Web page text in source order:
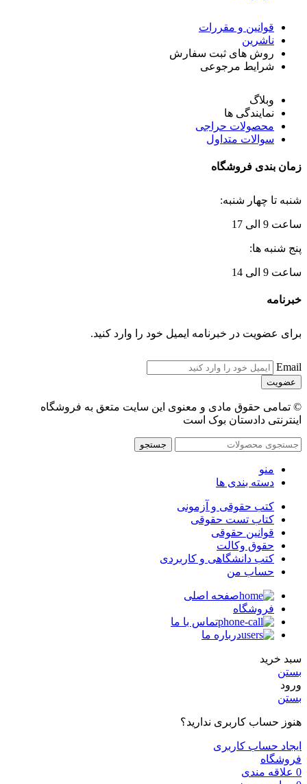
قوانین و مقررات
ناشرین
روش های ثبت سفارش
شرایط مرجوعی
وبلاگ
نمایندگی ها
محصولات حراجی
سوالات متداول
زمان بندی فروشگاه
شنبه تا چهار شنبه:
ساعت 9 الی 17
پنج شنبه ها:
ساعت 9 الی 14
خبرنامه
برای عضویت در خبرنامه ایمیل خود را وارد کنید.
Email
© تمامی حقوق مادی و معنوی این سایت متعق به فروشگاه
اینترنتی دادستان بوک است
جستجو
منو
دسته بندی ها
کتب حقوقی و آزمونی
کتاب تست حقوقی
قوانین حقوقی
حقوق وکالت
کتب دانشگاهی و کاربردی
حساب من
صفحه اصلی
فروشگاه
تماس با ما
درباره ما
سبد خرید
بستن
ورود
بستن
هنوز حساب کاربری ندارید؟
ایجاد حساب کاربری
فروشگاه
0 علاقه مندی